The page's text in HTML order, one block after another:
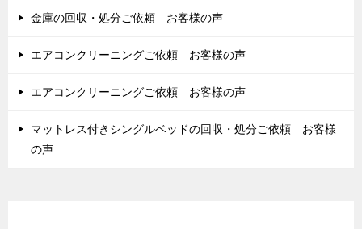
金庫の回収・処分ご依頼 お客様の声
エアコンクリーニングご依頼 お客様の声
エアコンクリーニングご依頼 お客様の声
マットレス付きシングルベッドの回収・処分ご依頼 お客様
の声